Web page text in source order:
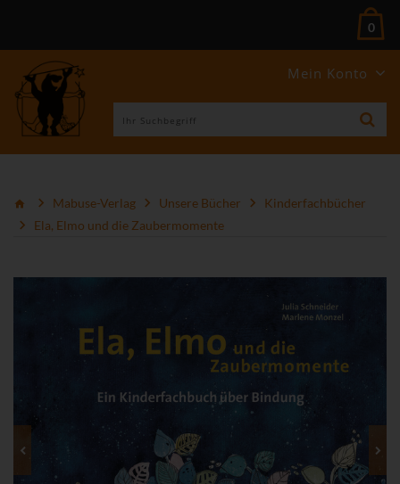
Mein Konto
0
Mabuse-Verlag Unsere Bücher
Kinderfachbücher
Ela, Elmo und die Zaubermomente